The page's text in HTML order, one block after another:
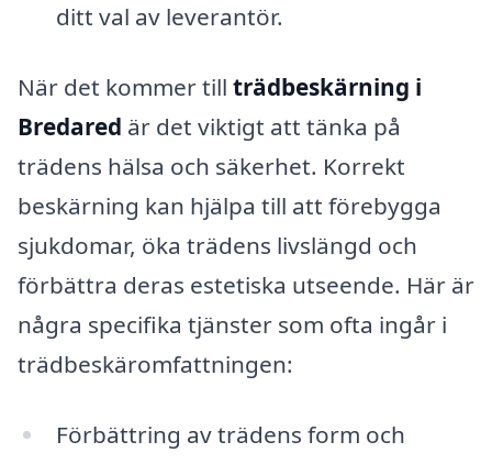
ditt val av leverantör.
När det kommer till trädbeskärning i
Bredared är det viktigt att tänka på
trädens hälsa och säkerhet. Korrekt
beskärning kan hjälpa till att förebygga
sjukdomar, öka trädens livslängd och
förbättra deras estetiska utseende. Här är
några specifika tjänster som ofta ingår i
trädbeskäromfattningen:
Förbättring av trädens form och